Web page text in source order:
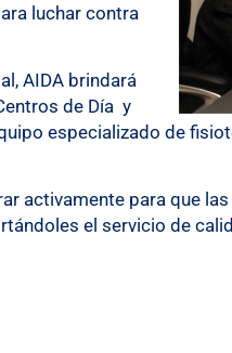
luchar contra
AIDA brindará
de Día y
especializado de
activamente para que
el servicio de